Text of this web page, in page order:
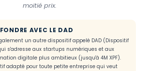
moitié prix.
AVEC LE DAD
un autre dispositif appelé DAD (Dispositif
s'adresse aux startups numériques et aux
digitale plus ambitieux (jusqu'à 4M XPF).
adapté pour toute petite entreprise qui veut